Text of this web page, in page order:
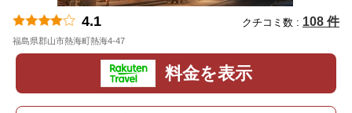
4.1 クチコミ数 : 108 件
福島県郡山市熱海町熱海4-47
料金を表示